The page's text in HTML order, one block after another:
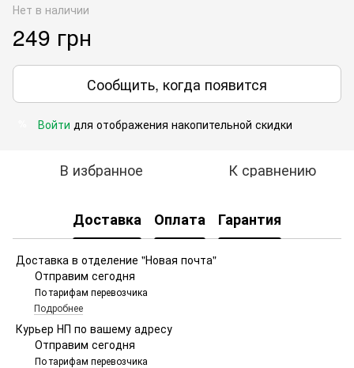
Нет в наличии
249 грн
Сообщить, когда появится
Войти для отображения накопительной скидки
В избранное К сравнению
Доставка Оплата Гарантия
Доставка в отделение "Новая почта"
Отправим сегодня
По тарифам перевозчика
Подробнее
Курьер НП по вашему адресу
Отправим сегодня
По тарифам перевозчика